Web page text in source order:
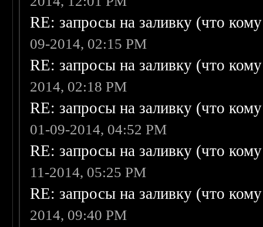
RE: запросы на заливку (что
09-2014, 02:15 PM
RE: запросы на заливку (что
2014, 02:18 PM
RE: запросы на заливку (что
01-09-2014, 04:52 PM
RE: запросы на заливку (что
11-2014, 05:25 PM
RE: запросы на заливку (что
2014, 09:40 PM